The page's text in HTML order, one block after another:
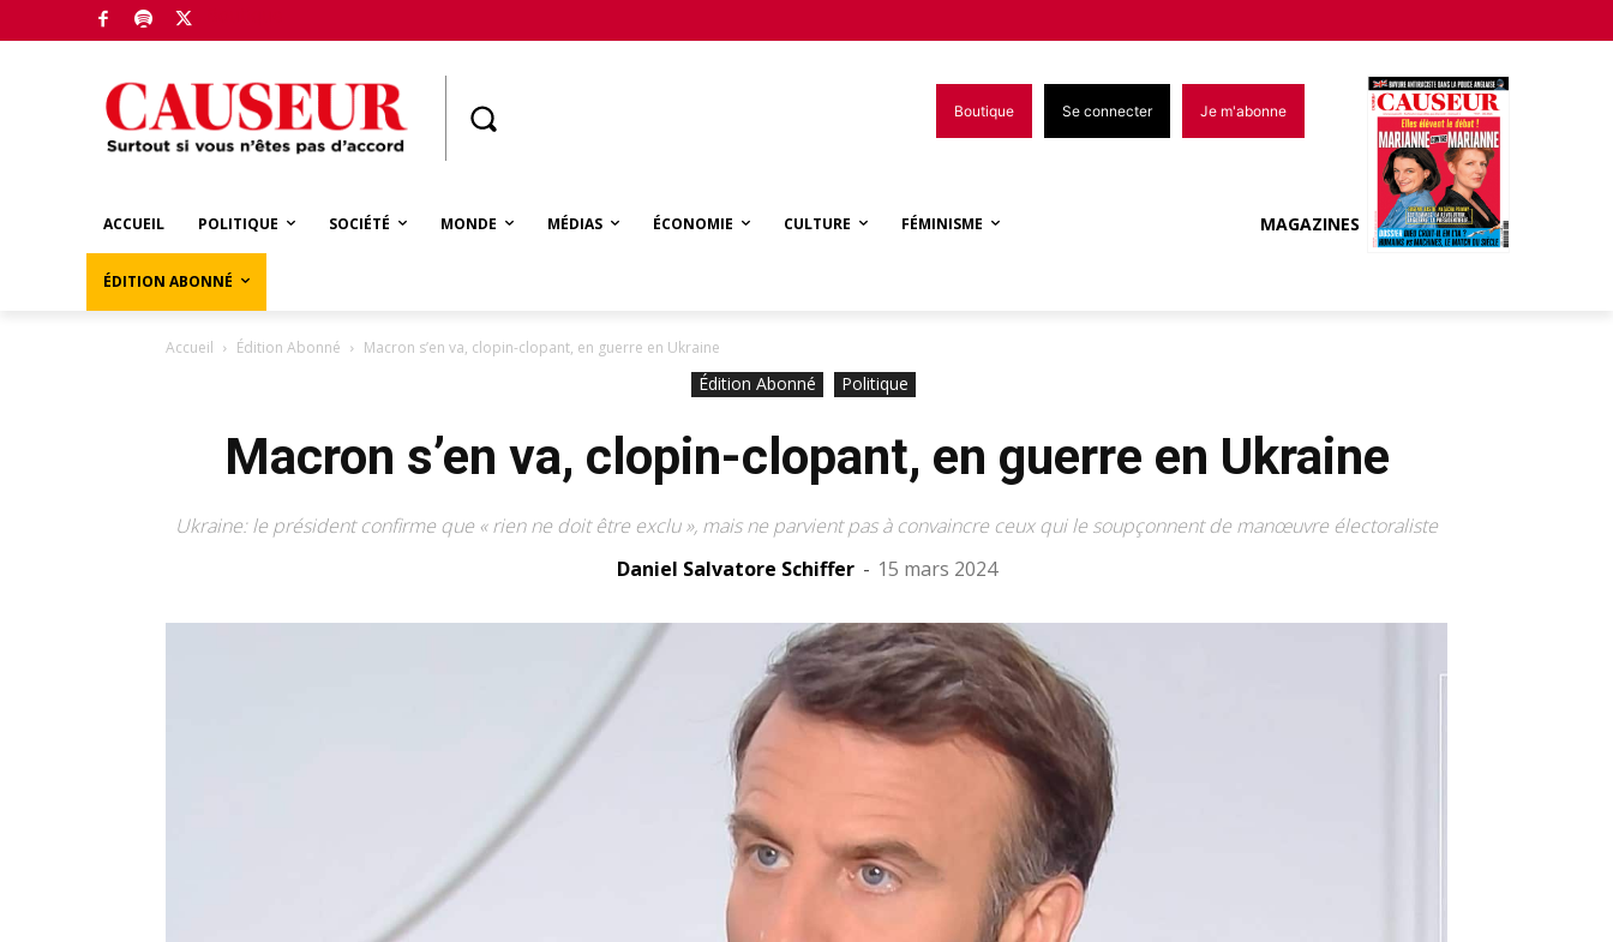
Boutique Se connecter Je m'abonne
ACCUEIL POLITIQUE SOCIÉTÉ MONDE MÉDIAS ÉCONOMIE CULTURE FÉMINISME
ÉDITION ABONNÉ
MAGAZINES
Accueil Édition Abonné Macron s’en va, clopin-clopant, en guerre en Ukraine
Édition Abonné Politique
Macron s’en va, clopin-clopant, en guerre en Ukraine
Ukraine: le président confirme que « rien ne doit être exclu », mais ne parvient pas à convaincre ceux qui le soupçonnent de manœuvre électoraliste
Daniel Salvatore Schiffer - 15 mars 2024